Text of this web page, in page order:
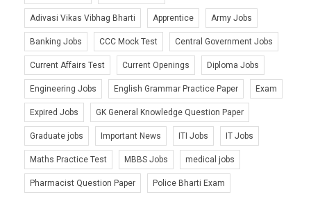
Adivasi Vikas Vibhag Bharti Apprentice Army Jobs
Banking Jobs CCC Mock Test Central Government Jobs
Current Affairs Test Current Openings Diploma Jobs
Engineering Jobs English Grammar Practice Paper Exam
Expired Jobs GK General Knowledge Question Paper
Graduate jobs Important News ITI Jobs IT Jobs
Maths Practice Test MBBS Jobs medical jobs
Pharmacist Question Paper Police Bharti Exam